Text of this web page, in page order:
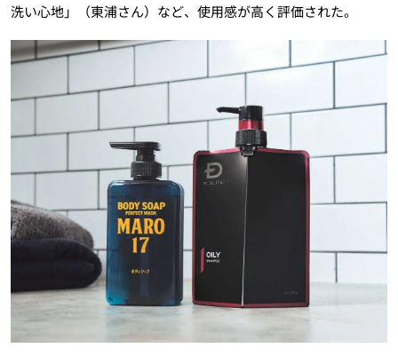
洗い心地」（東浦さん）など、使用感が高く評価された。